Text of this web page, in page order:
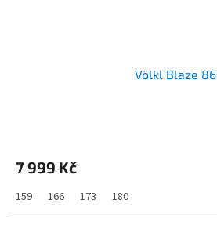
Völkl Blaze 86
7 999 Kč
159 166 173 180